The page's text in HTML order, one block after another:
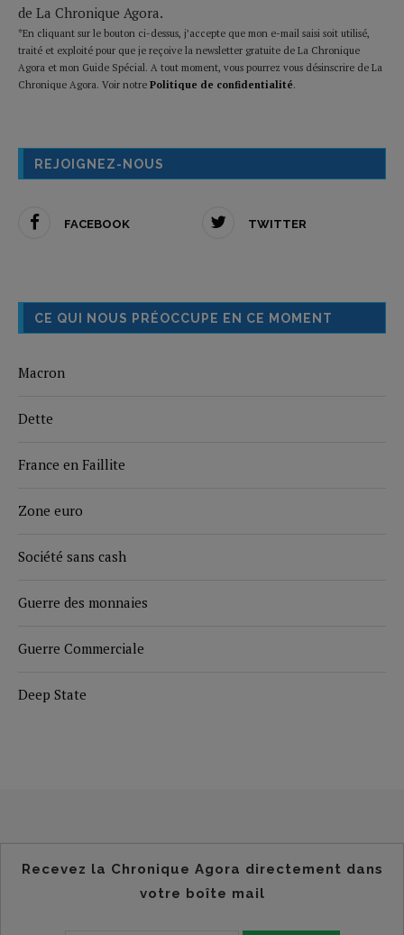
de La Chronique Agora.
*En cliquant sur le bouton ci-dessus, j’accepte que mon e-mail saisi soit utilisé,
traité et exploité pour que je reçoive la newsletter gratuite de La Chronique
Agora et mon Guide Spécial. A tout moment, vous pourrez vous désinscrire de La
Chronique Agora. Voir notre Politique de confidentialité.
REJOIGNEZ-NOUS
FACEBOOK TWITTER
CE QUI NOUS PRÉOCCUPE EN CE MOMENT
Macron
Dette
France en Faillite
Zone euro
Société sans cash
Guerre des monnaies
Guerre Commerciale
Deep State
Recevez la Chronique Agora directement dans
votre boîte mail